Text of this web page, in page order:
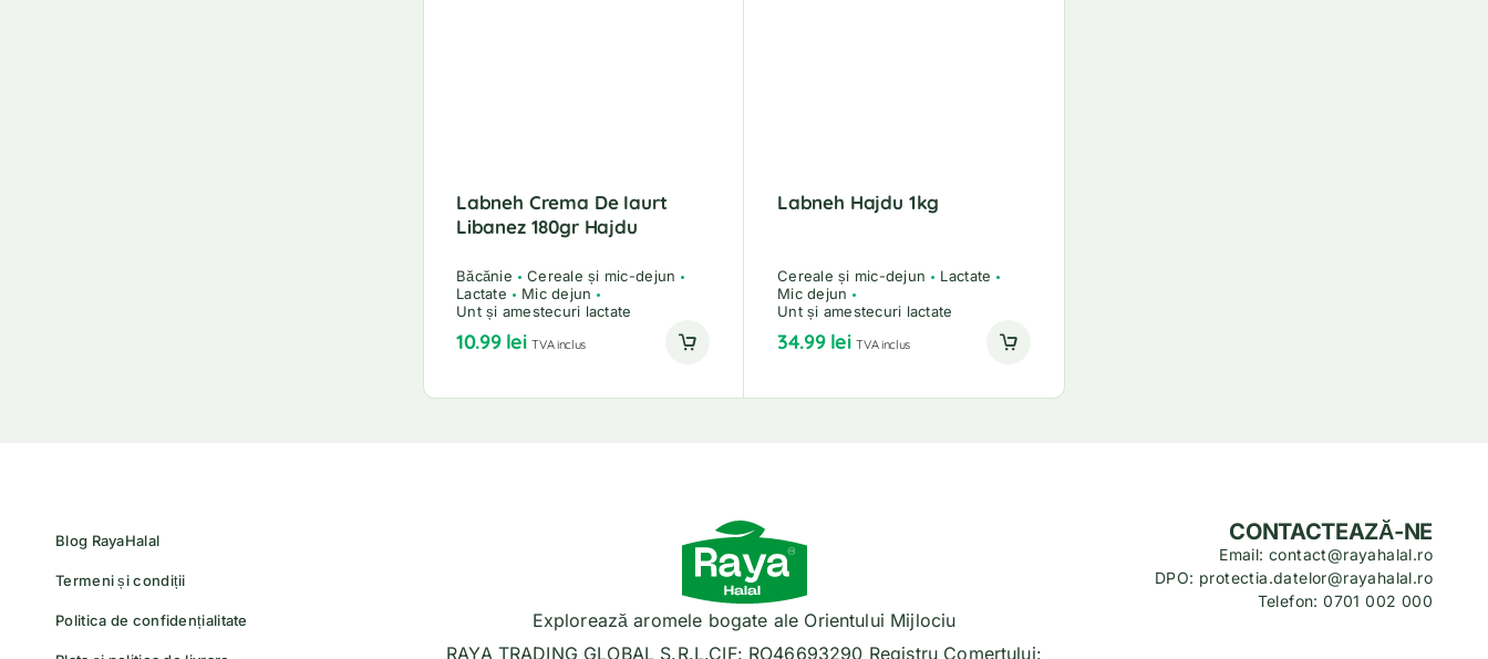
Labneh Crema De Iaurt
Libanez 180gr Hajdu
Băcănie
Cereale și mic-dejun
Lactate
Mic dejun
Unt și amestecuri lactate
10.99 lei TVA inclus
Labneh Hajdu 1kg
Cereale și mic-dejun
Lactate
Mic dejun
Unt și amestecuri lactate
34.99 lei TVA inclus
Blog RayaHalal
Termeni și condiții
Politica de confidențialitate
Explorează aromele bogate ale Orientului Mijlociu
RAYA TRADING GLOBAL S.R.L.CIF: RO46693290 Registru Comertului:
CONTACTEAZĂ-NE
Email: contact@rayahalal.ro
DPO: protectia.datelor@rayahalal.ro
Telefon: 0701 002 000